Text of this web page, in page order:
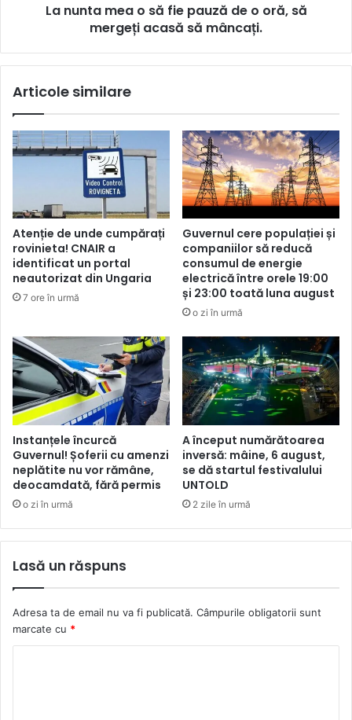
La nunta mea o să fie pauză de o oră, să
mergeți acasă să mâncați.
Articole similare
Atenție de unde cumpărați
rovinieta! CNAIR a
identificat un portal
neautorizat din Ungaria
7 ore în urmă
Guvernul cere populației și
companiilor să reducă
consumul de energie
electrică între orele 19:00
și 23:00 toată luna august
o zi în urmă
Instanțele încurcă
Guvernul! Șoferii cu amenzi
neplătite nu vor rămâne,
deocamdată, fără permis
o zi în urmă
A început numărătoarea
inversă: mâine, 6 august,
se dă startul festivalului
UNTOLD
2 zile în urmă
Lasă un răspuns
Adresa ta de email nu va fi publicată. Câmpurile obligatorii sunt
marcate cu *